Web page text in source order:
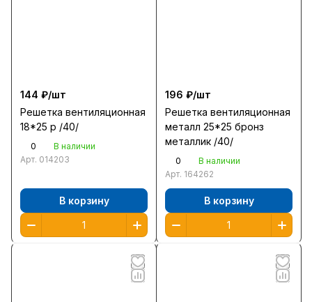
144 ₽/шт
Решетка вентиляционная
18*25 р /40/
0
В наличии
Арт. 014203
В корзину
196 ₽/шт
Решетка вентиляционная
металл 25*25 бронз
металлик /40/
0
В наличии
Арт. 164262
В корзину